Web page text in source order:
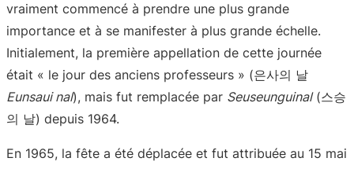
vraiment commencé à prendre une plus grande
importance et à se manifester à plus grande échelle.
Initialement, la première appellation de cette journée
était « le jour des anciens professeurs » (은사의 날
Eunsaui nal), mais fut remplacée par Seuseunguinal(스승
의 날) depuis 1964.
En 1965, la fête a été déplacée et fut attribuée au 15 mai